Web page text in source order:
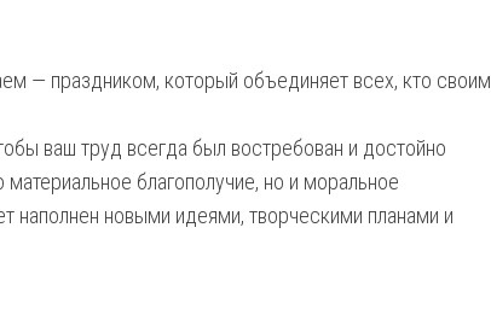
— праздником, который объединяет всех, кто своим
ваш труд всегда был востребован и достойно
благополучие, но и моральное
наполнен новыми идеями, творческими планами и